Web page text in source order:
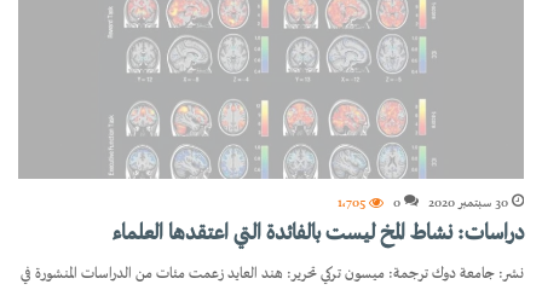
30 سبتمبر 2020 0 1٬705
دراسات: نشاط المخ ليست بالفائدة التي اعتقدها العلماء
نشر: جامعة دوك ترجمة: ميسون تركي تحرير: هند العايد زعمت مئات من الدراسات المنشورة في